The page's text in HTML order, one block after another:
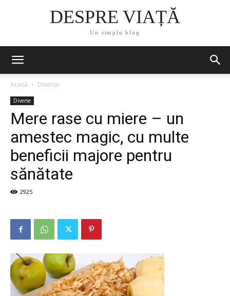
DESPRE VIAȚĂ
Un simplu blog
Acasă Diverse
Diverse
Mere rase cu miere – un
amestec magic, cu multe
beneficii majore pentru
sănătate
2925